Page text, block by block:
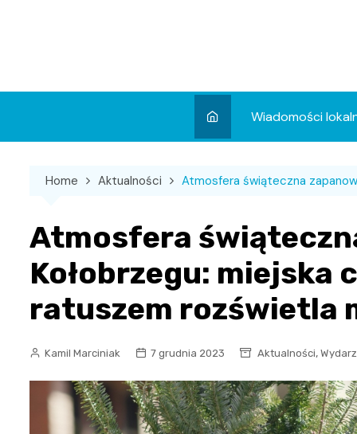
Wiadomości
Wydarzenia
Sport
Home Aktualności Atmosfera świąteczna
Atmosfera
Kołobrzegu: miejska
ratuszem rozświetla
Kamil Marciniak 7 grudnia 2023 Aktualności,